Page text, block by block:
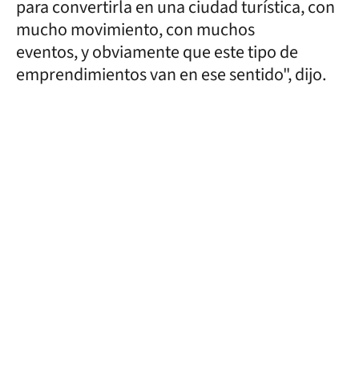
para convertirla en una ciudad turística, con
mucho movimiento, con muchos
eventos, y obviamente que este tipo de
emprendimientos van en ese sentido", dijo.